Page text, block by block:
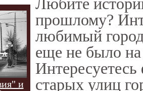
и
прошлому?
любимый
еще не было на
Интересуетесь
старых улиц